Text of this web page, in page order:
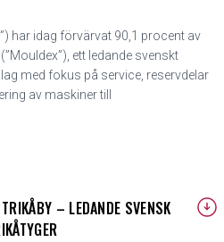
har idag förvärvat 90,1 procent av
ett ledande svenskt
med fokus på service, reservdelar
av maskiner till
– LEDANDE SVENSK